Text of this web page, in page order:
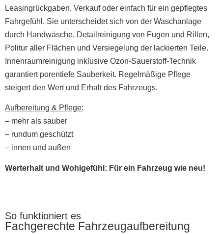
Leasingrückgaben, Verkauf oder einfach für ein gepflegtes
Fahrgefühl. Sie unterscheidet sich von der Waschanlage
durch Handwäsche, Detailreinigung von Fugen und Rillen,
Politur aller Flächen und Versiegelung der lackierten Teile.
Innenraumreinigung inklusive Ozon-Sauerstoff-Technik
garantiert porentiefe Sauberkeit. Regelmäßige Pflege
steigert den Wert und Erhalt des Fahrzeugs.
Aufbereitung & Pflege:
– mehr als sauber
– rundum geschützt
– innen und außen
Werterhalt und Wohlgefühl: Für ein Fahrzeug wie neu!
So funktioniert es
Fachgerechte Fahrzeugaufbereitung